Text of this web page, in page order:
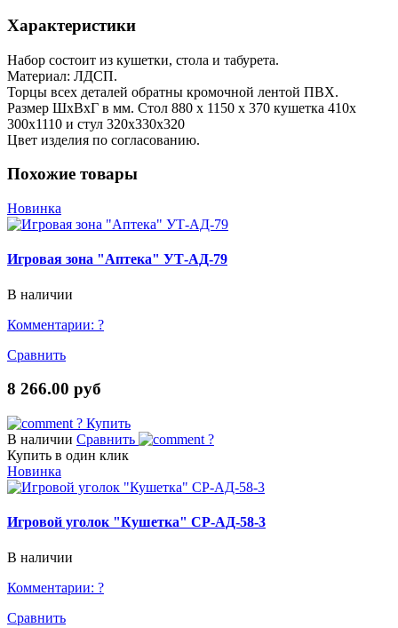
Характеристики
Набор состоит из кушетки, стола и табурета.
Материал: ЛДСП.
Торцы всех деталей обратны кромочной лентой ПВХ.
Размер ШхВхГ в мм. Стол 880 x 1150 x 370 кушетка 410х
300х1110 и стул 320х330х320
Цвет изделия по согласованию.
Похожие товары
Новинка
Игровая зона "Аптека" УТ-АД-79
В наличии
Комментарии: ?
Сравнить
8 266.00 руб
? Купить
В наличии Сравнить
?
Купить в один клик
Новинка
Игровой уголок "Кушетка" СР-АД-58-3
В наличии
Комментарии: ?
Сравнить